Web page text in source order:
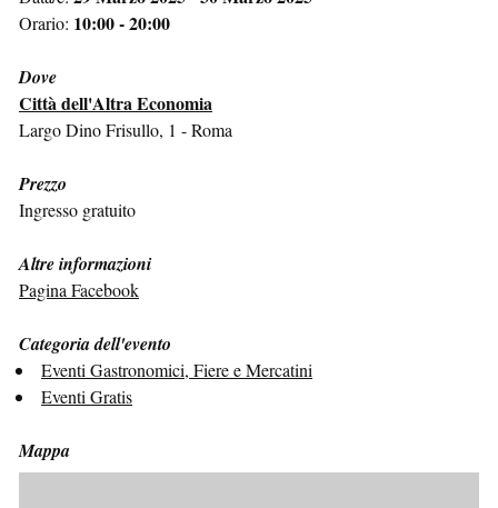
Orario: 10:00 - 20:00
Dove
Città dell'Altra Economia
Largo Dino Frisullo, 1 - Roma
Prezzo
Ingresso gratuito
Altre informazioni
Pagina Facebook
Categoria dell'evento
Eventi Gastronomici, Fiere e Mercatini
Eventi Gratis
Mappa